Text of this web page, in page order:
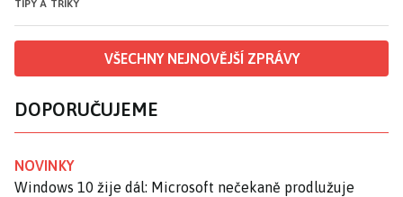
TIPY A TRIKY
VŠECHNY NEJNOVĚJŠÍ ZPRÁVY
DOPORUČUJEME
NOVINKY
Windows 10 žije dál: Microsoft nečekaně prodlužuje